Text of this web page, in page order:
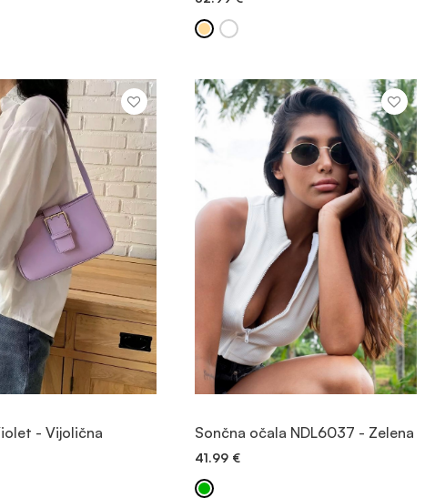
OGLED
- Vijolična OGLED
Sončna očala NDL6037 - Zelena
41.99 €